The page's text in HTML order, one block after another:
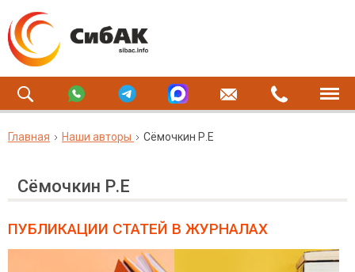
Главная Наши авторы Сёмочкин Р.Е
Сёмочкин Р.Е
ПУБЛИКАЦИИ СТАТЕЙ В ЖУРНАЛАХ